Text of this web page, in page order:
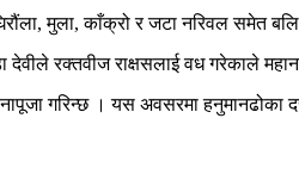
मुला, काँक्रो र जटा नरिवल समेत
रक्तवीज राक्षसलाई वध गरेकाले
गरिन्छ । यस अवसरमा